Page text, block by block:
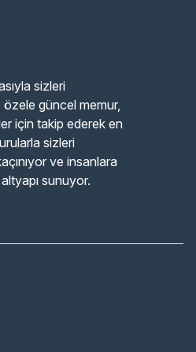
sizleri
güncel memur,
için takip ederek en
sizleri
ve insanlara
sunuyor.